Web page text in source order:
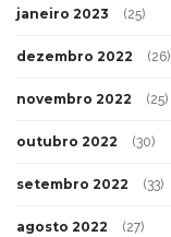
janeiro 2023 (25)
dezembro 2022 (26)
novembro 2022 (25)
outubro 2022 (30)
setembro 2022 (33)
agosto 2022 (27)